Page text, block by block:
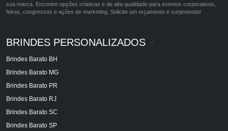
sua marca. Encontre opções criativas e de alta qualidade para eventos corporativos,
feiras, congressos e ações de marketing. Solicite um orçamento e surpreenda!
BRINDES PERSONALIZADOS
Brindes Barato BH
Brindes Barato MG
Brindes Barato PR
Brindes Barato RJ
Brindes Barato SC
Brindes Barato SP